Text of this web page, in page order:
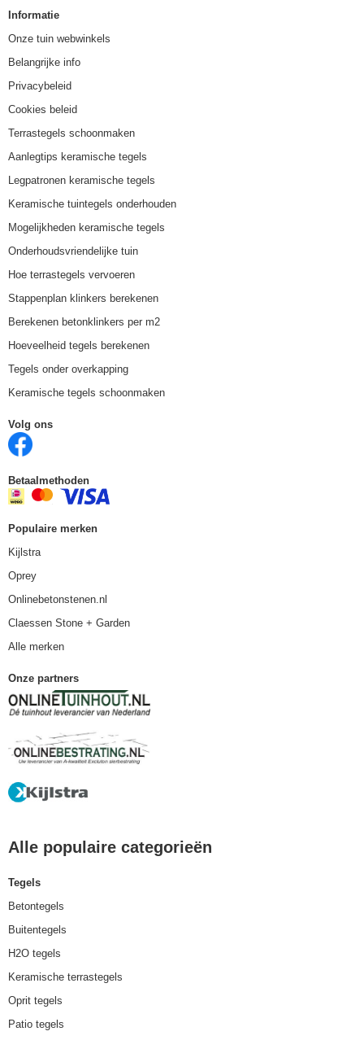
Informatie
Onze tuin webwinkels
Belangrijke info
Privacybeleid
Cookies beleid
Terrastegels schoonmaken
Aanlegtips keramische tegels
Legpatronen keramische tegels
Keramische tuintegels onderhouden
Mogelijkheden keramische tegels
Onderhoudsvriendelijke tuin
Hoe terrastegels vervoeren
Stappenplan klinkers berekenen
Berekenen betonklinkers per m2
Hoeveelheid tegels berekenen
Tegels onder overkapping
Keramische tegels schoonmaken
Volg ons
Betaalmethoden
Populaire merken
Kijlstra
Oprey
Onlinebetonstenen.nl
Claessen Stone + Garden
Alle merken
Onze partners
Alle populaire categorieën
Tegels
Betontegels
Buitentegels
H2O tegels
Keramische terrastegels
Oprit tegels
Patio tegels